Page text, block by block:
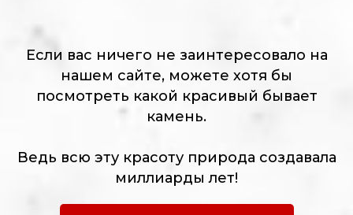
Если вас ничего не заинтересовало на
нашем сайте, можете хотя бы
посмотреть какой красивый бывает
камень.
Ведь всю эту красоту природа создавала
миллиарды лет!